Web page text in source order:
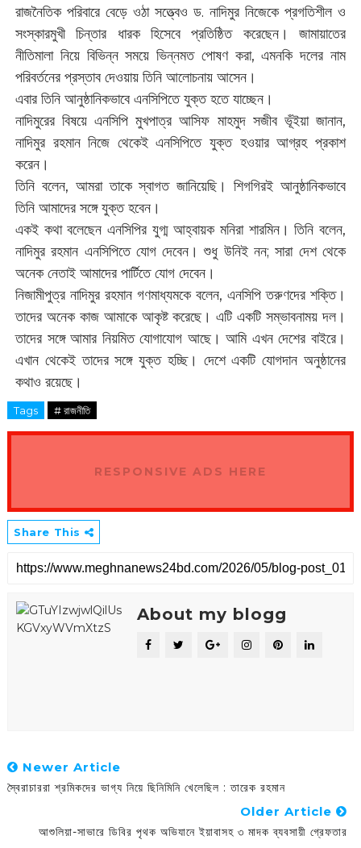
রাজনৈতিক পরিবারে বেড়ে ওঠা সত্ত্বেও ড. নাদিমুর নিজেকে প্রগতিশীল ও
সংস্কারমুখী চিন্তার ধারক হিসেবে প্রতিষ্ঠিত করেছেন। জামায়াতের
নীতিমালা নিয়ে বিভিন্ন সময়ে ভিন্নমত পোষণ করা, এমনকি দলের নাম
পরিবর্তনের প্রস্তাব দেওয়ায় তিনি আলোচনায় আসেন।
এবার তিনি আনুষ্ঠানিকভাবে এনসিপিতে যুক্ত হতে যাচ্ছেন।
নাদিমুরের বিষয়ে এনসিপি মুখপাত্র আসিফ মাহমুদ সজীব ভূঁইয়া জানান,
নাদিমুর রহমান নিজে থেকেই এনসিপিতে যুক্ত হওয়ার আগ্রহ প্রকাশ
করেন।
তিনি বলেন, আমরা তাকে স্বাগত জানিয়েছি। শিগগিরই আনুষ্ঠানিকভাবে
তিনি আমাদের সঙ্গে যুক্ত হবেন।
একই কথা বলেছেন এনসিপির যুগ্ম আহ্বায়ক মনিরা শারমিন। তিনি বলেন,
নাদিমুর রহমান এনসিপিতে যোগ দেবেন। শুধু উনিই নন; সারা দেশ থেকে
অনেক নেতাই আমাদের পার্টিতে যোগ দেবেন।
নিজামীপুত্র নাদিমুর রহমান গণমাধ্যমকে বলেন, এনসিপি তরুণদের শক্তি।
তাদের অনেক কাজ আমাকে আকৃষ্ট করেছে। এটি একটি সম্ভাবনাময় দল।
তাদের সঙ্গে আমার নিয়মিত যোগাযোগ আছে। আমি এখন দেশের বাইরে।
এখান থেকেই তাদের সঙ্গে যুক্ত হচ্ছি। দেশে একটি যোগদান অনুষ্ঠানের
কথাও রয়েছে।
Tags # রাজনীতি
RESPONSIVE ADS HERE
Share This
About my blogg
Newer Article
স্বৈরাচাররা শ্রমিকদের ভাগ্য নিয়ে ছিনিমিনি খেলেছিল : তারেক রহমান
Older Article
আশুলিয়া-সাভারে ডিবির পৃথক অভিযানে ইয়াবাসহ ৩ মাদক ব্যবসায়ী গ্রেফতার